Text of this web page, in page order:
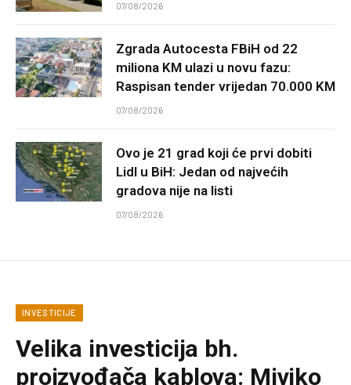
07/08/2026
Zgrada Autocesta FBiH od 22
miliona KM ulazi u novu fazu:
Raspisan tender vrijedan 70.000 KM
07/08/2026
Ovo je 21 grad koji će prvi dobiti
Lidl u BiH: Jedan od najvećih
gradova nije na listi
07/08/2026
INVESTICIJE
Velika investicija bh.
proizvođača kablova: Miviko